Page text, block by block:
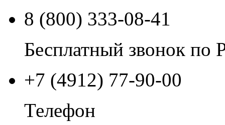
8 (800) 333-08-41
Бесплатный звонок по
+7 (4912) 77-90-00
Телефон